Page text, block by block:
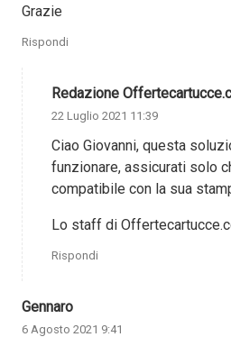
Grazie
Rispondi
Redazione
22 Luglio 2021 11:39
Ciao Giovanni, questa
funzionare, assicurati solo
compatibile con la sua
Lo staff di
Rispondi
Gennaro
6 Agosto 2021 9:41